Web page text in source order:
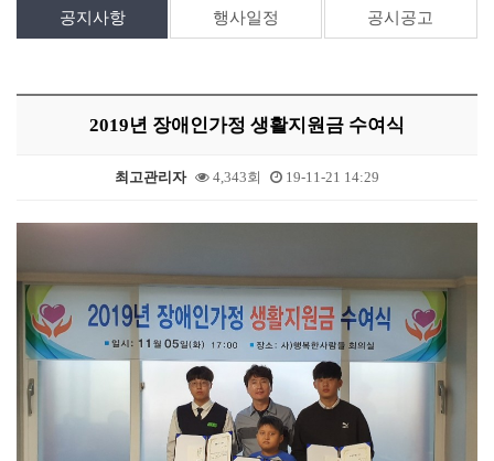
공지사항 행사일정 공시공고
2019년 장애인가정 생활지원금 수여식
최고관리자 4,343회 19-11-21 14:29